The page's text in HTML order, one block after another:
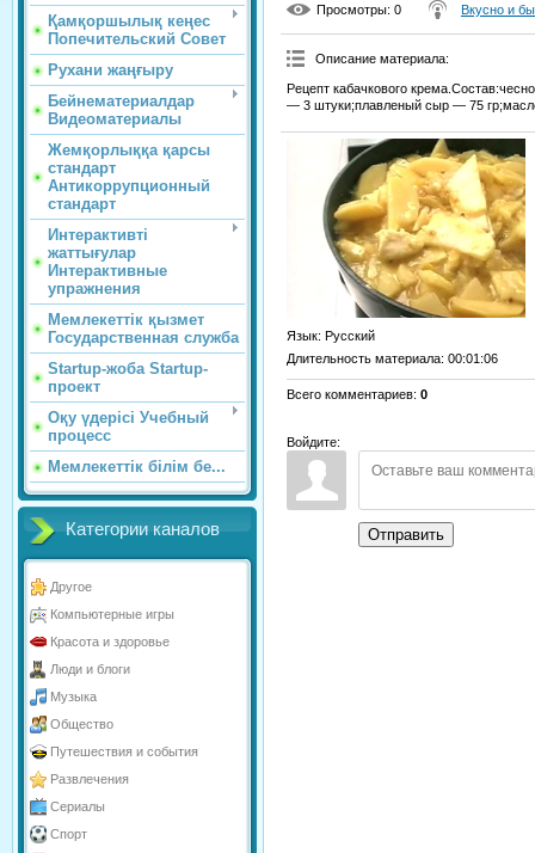
Қамқоршылық кеңес
Попечительский Совет
Рухани жаңғыру
Бейнематериалдар
Видеоматериалы
Жемқорлыққа қарсы
стандарт
Антикоррупционный
стандарт
Интерактивті
жаттығулар
Интерактивные
упражнения
Мемлекеттік қызмет
Государственная служба
Startup-жоба Startup-
проект
Оқу үдерісі Учебный
процесс
Мемлекеттік білім бе...
Категории каналов
Другое
Компьютерные игры
Красота и здоровье
Люди и блоги
Музыка
Общество
Путешествия и события
Развлечения
Сериалы
Спорт
Просмотры: 0 Вкусно и
Описание материала:
Рецепт кабачкового
— 3 штуки;плавленый сыр — 75
Язык: Русский
Длительность материала: 00:01:06
Всего комментариев: 0
Войдите:
Отправить